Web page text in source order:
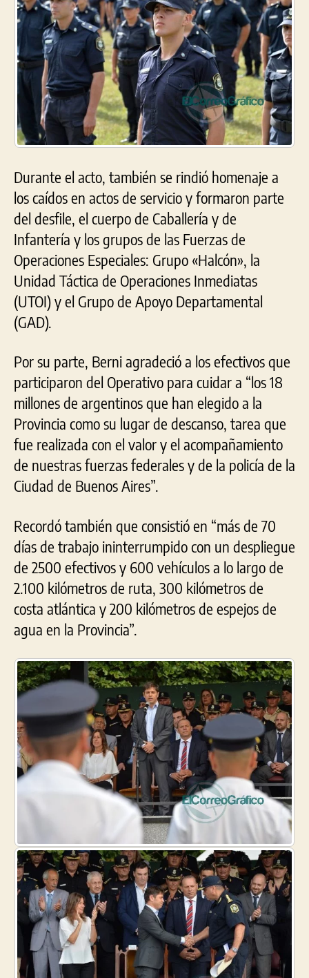
Durante el acto, también se rindió homenaje a
los caídos en actos de servicio y formaron parte
del desfile, el cuerpo de Caballería y de
Infantería y los grupos de las Fuerzas de
Operaciones Especiales: Grupo «Halcón», la
Unidad Táctica de Operaciones Inmediatas
(UTOI) y el Grupo de Apoyo Departamental
(GAD).
Por su parte, Berni agradeció a los efectivos que
participaron del Operativo para cuidar a “los 18
millones de argentinos que han elegido a la
Provincia como su lugar de descanso, tarea que
fue realizada con el valor y el acompañamiento
de nuestras fuerzas federales y de la policía de la
Ciudad de Buenos Aires”.
Recordó también que consistió en “más de 70
días de trabajo ininterrumpido con un despliegue
de 2500 efectivos y 600 vehículos a lo largo de
2.100 kilómetros de ruta, 300 kilómetros de
costa atlántica y 200 kilómetros de espejos de
agua en la Provincia”.